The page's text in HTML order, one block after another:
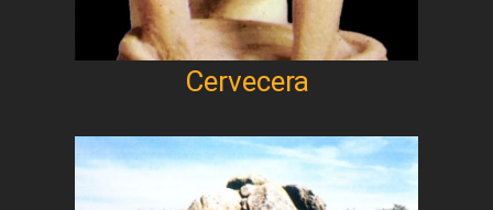
Cervecera